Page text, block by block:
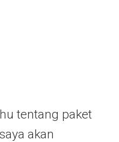
tentang paket
akan